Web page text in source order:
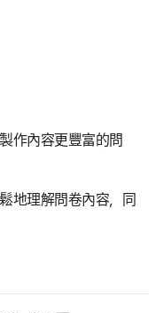
作內容更豐富的問
地理解問卷內容，同